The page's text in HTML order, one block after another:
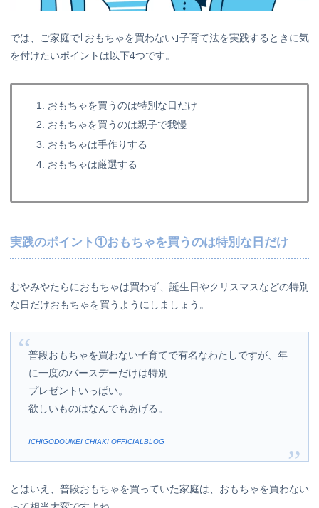
では、ご家庭で｢おもちゃを買わない｣子育て法を実践するときに気
を付けたいポイントは以下4つです。
おもちゃを買うのは特別な日だけ
おもちゃを買うのは親子で我慢
おもちゃは手作りする
おもちゃは厳選する
実践のポイント①おもちゃを買うのは特別な日だけ
むやみやたらにおもちゃは買わず、誕生日やクリスマスなどの特別
な日だけおもちゃを買うようにしましょう。
普段おもちゃを買わない子育てで有名なわたしですが、年
に一度のバースデーだけは特別
プレゼントいっぱい。
欲しいものはなんでもあげる。
ICHIGODOUMEI CHIAKI OFFICIALBLOG
とはいえ、普段おもちゃを買っていた家庭は、おもちゃを買わない